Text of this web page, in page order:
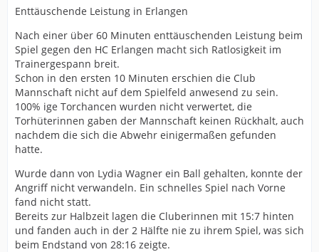
Enttäuschende Leistung in Erlangen
Nach einer über 60 Minuten enttäuschenden Leistung beim
Spiel gegen den HC Erlangen macht sich Ratlosigkeit im
Trainergespann breit.
Schon in den ersten 10 Minuten erschien die Club
Mannschaft nicht auf dem Spielfeld anwesend zu sein.
100% ige Torchancen wurden nicht verwertet, die
Torhüterinnen gaben der Mannschaft keinen Rückhalt, auch
nachdem die sich die Abwehr einigermaßen gefunden
hatte.
Wurde dann von Lydia Wagner ein Ball gehalten, konnte der
Angriff nicht verwandeln. Ein schnelles Spiel nach Vorne
fand nicht statt.
Bereits zur Halbzeit lagen die Cluberinnen mit 15:7 hinten
und fanden auch in der 2 Hälfte nie zu ihrem Spiel, was sich
beim Endstand von 28:16 zeigte.